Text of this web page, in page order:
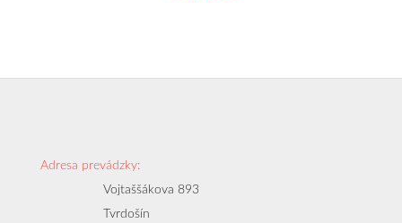
Adresa prevádzky:
Vojtaššákova 893
Tvrdošín